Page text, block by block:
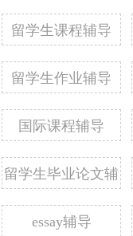
留学生课程辅导
留学生作业辅导
国际课程辅导
留学生毕业论文辅
导
essay辅导